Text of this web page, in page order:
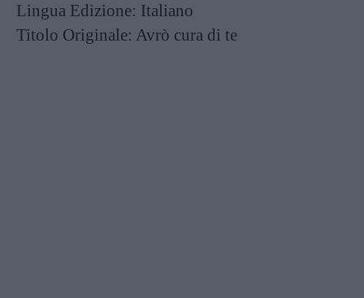
Lingua Edizione: Italiano
Titolo Originale: Avrò cura di te